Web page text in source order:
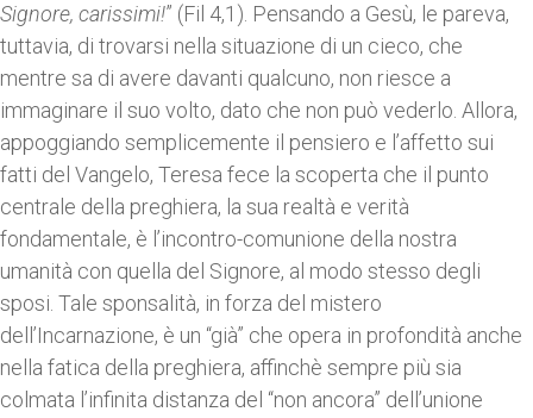
Signore, carissimi!” (Fil 4,1). Pensando a Gesù, le pareva,
tuttavia, di trovarsi nella situazione di un cieco, che
mentre sa di avere davanti qualcuno, non riesce a
immaginare il suo volto, dato che non può vederlo. Allora,
appoggiando semplicemente il pensiero e l’affetto sui
fatti del Vangelo, Teresa fece la scoperta che il punto
centrale della preghiera, la sua realtà e verità
fondamentale, è l’incontro-comunione della nostra
umanità con quella del Signore, al modo stesso degli
sposi. Tale sponsalità, in forza del mistero
dell’Incarnazione, è un “già” che opera in profondità anche
nella fatica della preghiera, affinchè sempre più sia
colmata l’infinita distanza del “non ancora” dell’unione